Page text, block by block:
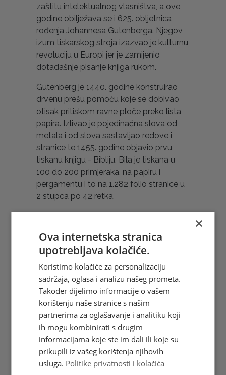
zaštitu intelektualnog vlasništva, a ove
godine obilježava se i 625. obljetnica
rođenja Johannesa Gutenberga. Njegov
izum tiskarskog stroja izazvao je kulturnu
revoluciju u Europi jer je zamijenio
dotadašnje pisanje knjiga rukom.
Gutenberg je 1440. godine konstruirao
drvenu prešu pomoću koje se dobivao
otisak pritiskom ravne ploče preko lista
papira. Izlivao je pojedinačna slova od
metala i od slova sastavljao redove i
stranice te 1455. godine objavio prvu
tiskanu knjigu - Bibliju. Bila je tiskana u
100 do 200 primjeraka, na papiru i
pergamentu i to na 1.282 folio stranice u
2 stupca po 42 retka.
važno poštovati autorska prava, prava
koje uživaju autori književnih djela i koje
im daje isključivo pravo korištenja ili
davanja odobrenja drugima za korištenja
njihovog djela.
Hrvatska pošta d.o.o. Mostar izdala je 1
prigodnu poštansku marku u arku od 8
maraka + vinjeta, žig i omotnicu prvoga
dana (FDC). Marke i prateći materijali
mogu se kupiti i online na
www.epostshop.ba
×
Ova internetska stranica
upotrebljava kolačiće.
Koristimo kolačiće za personalizaciju
sadržaja, oglasa i analizu našeg prometa.
Također dijelimo informacije o vašem
korištenju naše stranice s našim
partnerima za oglašavanje i analitiku koji
ih mogu kombinirati s drugim
informacijama koje ste im dali ili koje su
prikupili iz vašeg korištenja njihovih
usluga. Politike privatnosti i kolačića